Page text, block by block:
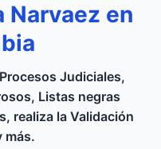
Narvaez en
Judiciales,
Listas negras
realiza la Validación
más.